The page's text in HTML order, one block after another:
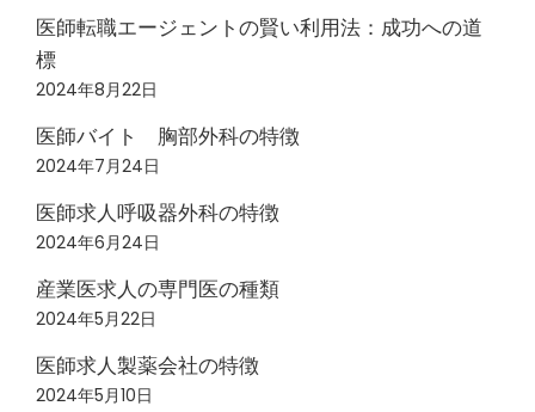
医師転職エージェントの賢い利用法：成功への道
標
2024年8月22日
医師バイト 胸部外科の特徴
2024年7月24日
医師求人呼吸器外科の特徴
2024年6月24日
産業医求人の専門医の種類
2024年5月22日
医師求人製薬会社の特徴
2024年5月10日